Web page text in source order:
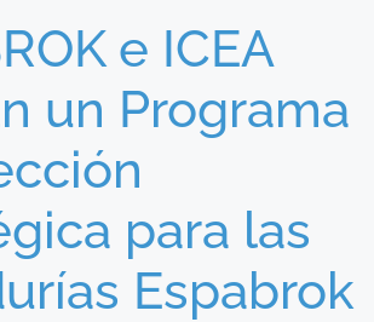
e ICEA
un Programa
para las
Espabrok